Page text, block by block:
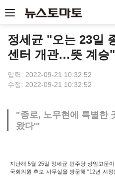
정세균 "오는 23일
센터 개관…뜻 계승"
입력: 2022-09-21 10:32:52
수정: 2022-09-21 10:32:52
"종로, 노무현에 특별한
왔다'"
지난해 5월 25일 정세균 민주당 상임고문
국회의원 후보 사무실을 방문해 "12년 시